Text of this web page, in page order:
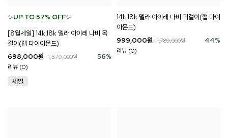
✨UP TO 57% OFF✨
[8월세일] 14k,18k 델라 아이레 나비 목
걸이(랩 다이아몬드)
56%
698,000원 1,579,000원
리뷰 (0)
14k,18k 델라 아이레 나비 귀걸이(랩 다이
아몬드)
44%
999,000원 1,789,000원
리뷰 (0)